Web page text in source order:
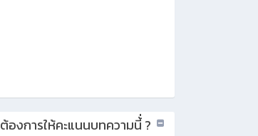
ต้องการให้คะแนนบทความนี้่ ?